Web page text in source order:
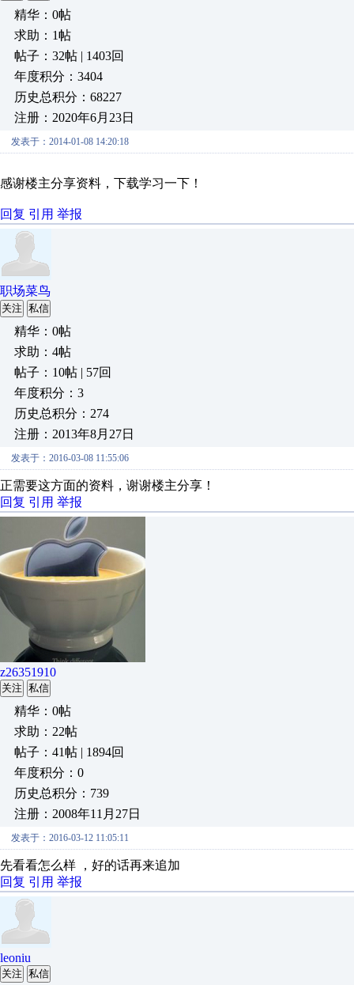
精华：0帖
求助：1帖
帖子：32帖 | 1403回
年度积分：3404
历史总积分：68227
注册：2020年6月23日
发表于：2014-01-08 14:20:18
感谢楼主分享资料，下载学习一下！
回复 引用 举报
职场菜鸟
关注 私信
精华：0帖
求助：4帖
帖子：10帖 | 57回
年度积分：3
历史总积分：274
注册：2013年8月27日
发表于：2016-03-08 11:55:06
正需要这方面的资料，谢谢楼主分享！
回复 引用 举报
z26351910
关注 私信
精华：0帖
求助：22帖
帖子：41帖 | 1894回
年度积分：0
历史总积分：739
注册：2008年11月27日
发表于：2016-03-12 11:05:11
先看看怎么样 ，好的话再来追加
回复 引用 举报
leoniu
关注 私信